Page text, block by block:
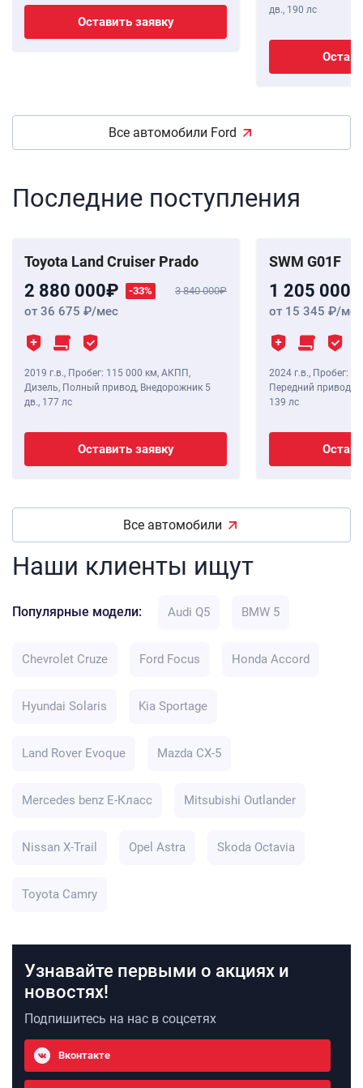
Оставить заявку
дв., 190 лс
Все автомобили Ford
Последние поступления
Toyota Land Cruiser Prado
2 880 000 -33% 3 840 000
от 36 675 /мес
2019 г.в., Пробег: 115 000 км, АКПП,
Дизель, Полный привод, Внедорожник 5
дв., 177 лс
Оставить заявку
SWM G01F
1 205 000
от 15 345 /мес
2024 г.в., Пробег: 8
Передний привод,
139 лс
Все автомобили
Наши клиенты ищут
Популярные модели: Audi Q5 BMW 5
Chevrolet Cruze Ford Focus Honda Accord
Hyundai Solaris Kia Sportage
Land Rover Evoque Mazda CX-5
Mercedes benz E-Класс Mitsubishi Outlander
Nissan X-Trail Opel Astra Skoda Octavia
Toyota Camry
Узнавайте первыми о акциях и
новостях!
Подпишитесь на нас в соцсетях
Вконтакте